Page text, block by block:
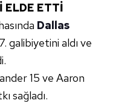
ELDE ETTİ
Dallas
galibiyetini aldı ve
15 ve Aaron
sağladı.